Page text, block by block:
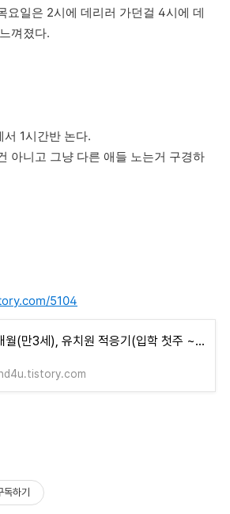
요일은 2시에 데리러 가던걸 4시에 데
껴졌다.
1시간반 논다.
아니고 그냥 다른 애들 노는거 구경하
5104
40개월(만3세), 유치원 적응기(입학 첫주 ~ 7주)
독하기